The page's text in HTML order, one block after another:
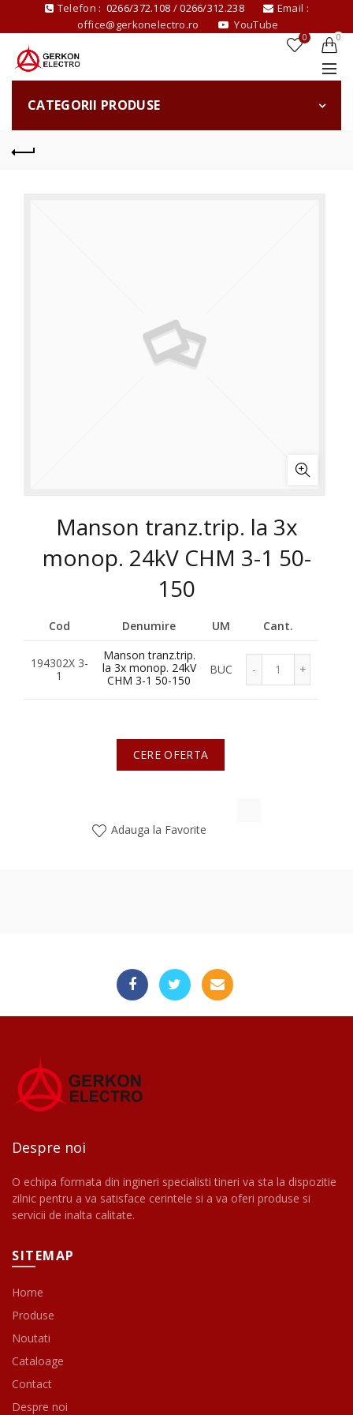
Telefon : 0266/372.108 /0266/312.238
Email :
office@gerkonelectro.ro
YouTube
0 0
CATEGORII PRODUSE
Manson tranz.trip. la 3x
monop. 24kV CHM 3-1 50-
150
Cod Denumire UM Cant.
194302X 3-
1
Manson tranz.trip.
la 3x monop. 24kV
CHM 3-1 50-150
BUC
CERE OFERTA
Adauga la Favorite
Despre noi
O echipa formata din ingineri specialisti tineri va sta la dispozitie
zilnic pentru a va satisface cerintele si a va oferi produse si
servicii de inalta calitate.
SITEMAP
Home
Produse
Noutati
Cataloage
Contact
Despre noi